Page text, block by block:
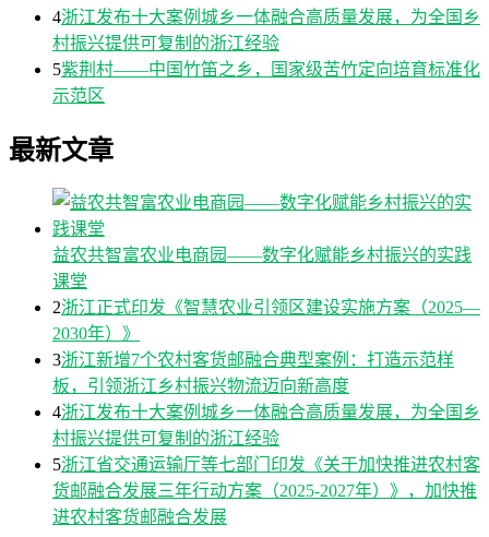
4浙江发布十大案例城乡一体融合高质量发展，为全国乡
村振兴提供可复制的浙江经验
5紫荆村——中国竹笛之乡，国家级苦竹定向培育标准化
示范区
最新文章
益农共智富农业电商园——数字化赋能乡村振兴的实践
课堂
2浙江正式印发《智慧农业引领区建设实施方案（2025—
2030年）》
3浙江新增7个农村客货邮融合典型案例：打造示范样
板，引领浙江乡村振兴物流迈向新高度
4浙江发布十大案例城乡一体融合高质量发展，为全国乡
村振兴提供可复制的浙江经验
5浙江省交通运输厅等七部门印发《关于加快推进农村客
货邮融合发展三年行动方案（2025-2027年）》，加快推
进农村客货邮融合发展